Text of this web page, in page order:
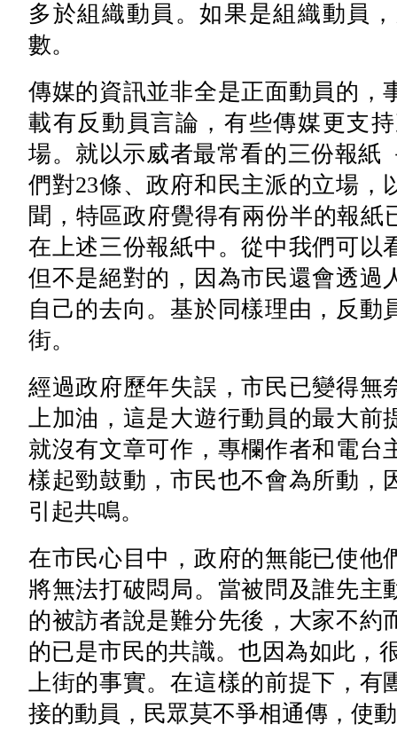
多於組織動員。如果是組織動員
數。
傳媒的資訊並非全是正面動員的，
載有反動員言論，有些傳媒更支
場。就以示威者最常看的三份報紙
們對23條、政府和民主派的立場
聞，特區政府覺得有兩份半的報
在上述三份報紙中。從中我們可以
但不是絕對的，因為市民還會透過
自己的去向。基於同樣理由，反
街。
經過政府歷年失誤，市民已變得無
上加油，這是大遊行動員的最大前
就沒有文章可作，專欄作者和電台
樣起勁鼓動，市民也不會為所動，
引起共鳴。
在市民心目中，政府的無能已使他
將無法打破悶局。當被問及誰先主
的被訪者說是難分先後，大家不約
的已是市民的共識。也因為如此，
上街的事實。在這樣的前提下，有
接的動員，民眾莫不爭相通傳，使